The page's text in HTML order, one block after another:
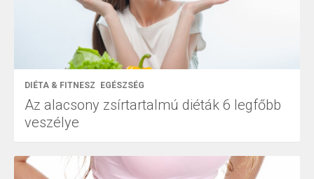
DIÉTA & FITNESZ EGÉSZSÉG
Az alacsony zsírtartalmú diéták 6 legfőbb
veszélye